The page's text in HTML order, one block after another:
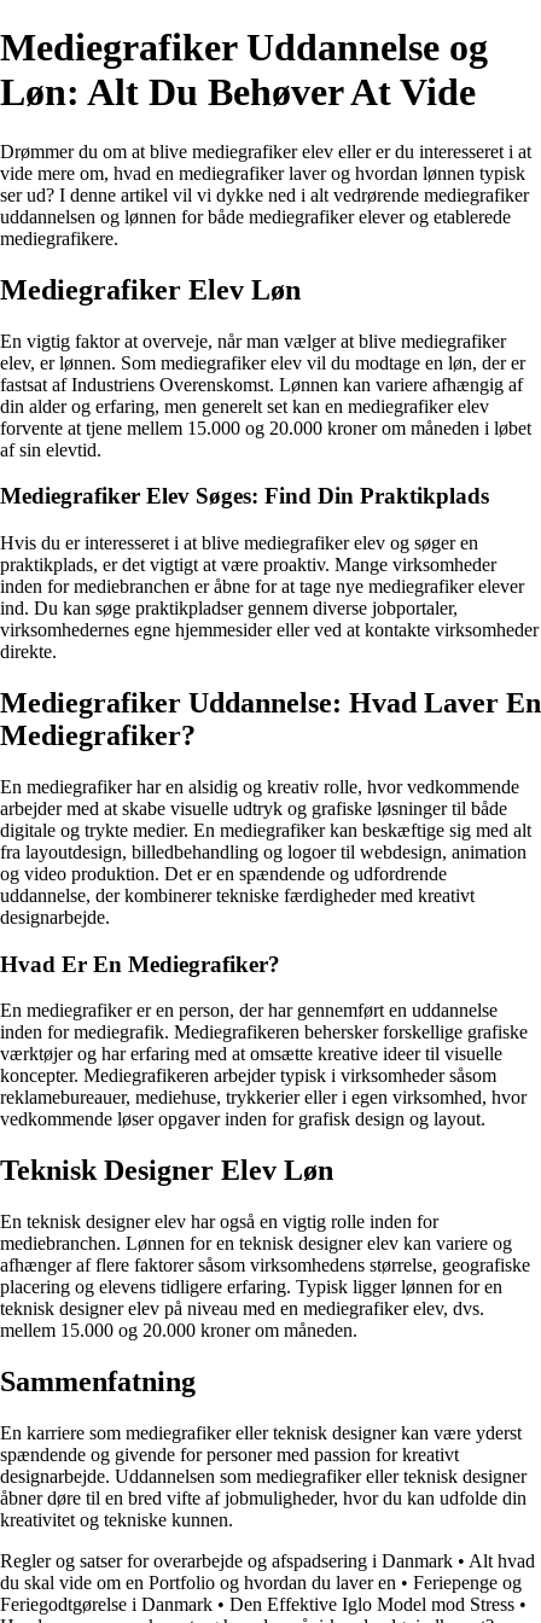
Mediegrafiker Uddannelse og
Løn: Alt Du Behøver At Vide
Drømmer du om at blive mediegrafiker elev eller er du interesseret i at
vide mere om, hvad en mediegrafiker laver og hvordan lønnen typisk
ser ud? I denne artikel vil vi dykke ned i alt vedrørende mediegrafiker
uddannelsen og lønnen for både mediegrafiker elever og etablerede
mediegrafikere.
Mediegrafiker Elev Løn
En vigtig faktor at overveje, når man vælger at blive mediegrafiker
elev, er lønnen. Som mediegrafiker elev vil du modtage en løn, der er
fastsat af Industriens Overenskomst. Lønnen kan variere afhængig af
din alder og erfaring, men generelt set kan en mediegrafiker elev
forvente at tjene mellem 15.000 og 20.000 kroner om måneden i løbet
af sin elevtid.
Mediegrafiker Elev Søges: Find Din Praktikplads
Hvis du er interesseret i at blive mediegrafiker elev og søger en
praktikplads, er det vigtigt at være proaktiv. Mange virksomheder
inden for mediebranchen er åbne for at tage nye mediegrafiker elever
ind. Du kan søge praktikpladser gennem diverse jobportaler,
virksomhedernes egne hjemmesider eller ved at kontakte virksomheder
direkte.
Mediegrafiker Uddannelse: Hvad Laver En
Mediegrafiker?
En mediegrafiker har en alsidig og kreativ rolle, hvor vedkommende
arbejder med at skabe visuelle udtryk og grafiske løsninger til både
digitale og trykte medier. En mediegrafiker kan beskæftige sig med alt
fra layoutdesign, billedbehandling og logoer til webdesign, animation
og video produktion. Det er en spændende og udfordrende
uddannelse, der kombinerer tekniske færdigheder med kreativt
designarbejde.
Hvad Er En Mediegrafiker?
En mediegrafiker er en person, der har gennemført en uddannelse
inden for mediegrafik. Mediegrafikeren behersker forskellige grafiske
værktøjer og har erfaring med at omsætte kreative ideer til visuelle
koncepter. Mediegrafikeren arbejder typisk i virksomheder såsom
reklamebureauer, mediehuse, trykkerier eller i egen virksomhed, hvor
vedkommende løser opgaver inden for grafisk design og layout.
Teknisk Designer Elev Løn
En teknisk designer elev har også en vigtig rolle inden for
mediebranchen. Lønnen for en teknisk designer elev kan variere og
afhænger af flere faktorer såsom virksomhedens størrelse, geografiske
placering og elevens tidligere erfaring. Typisk ligger lønnen for en
teknisk designer elev på niveau med en mediegrafiker elev, dvs.
mellem 15.000 og 20.000 kroner om måneden.
Sammenfatning
En karriere som mediegrafiker eller teknisk designer kan være yderst
spændende og givende for personer med passion for kreativt
designarbejde. Uddannelsen som mediegrafiker eller teknisk designer
åbner døre til en bred vifte af jobmuligheder, hvor du kan udfolde din
kreativitet og tekniske kunnen.
Regler og satser for overarbejde og afspadsering i Danmark • Alt hvad
du skal vide om en Portfolio og hvordan du laver en • Feriepenge og
Feriegodtgørelse i Danmark • Den Effektive Iglo Model mod Stress •